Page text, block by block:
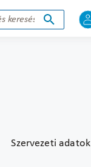
Szervezeti adatok